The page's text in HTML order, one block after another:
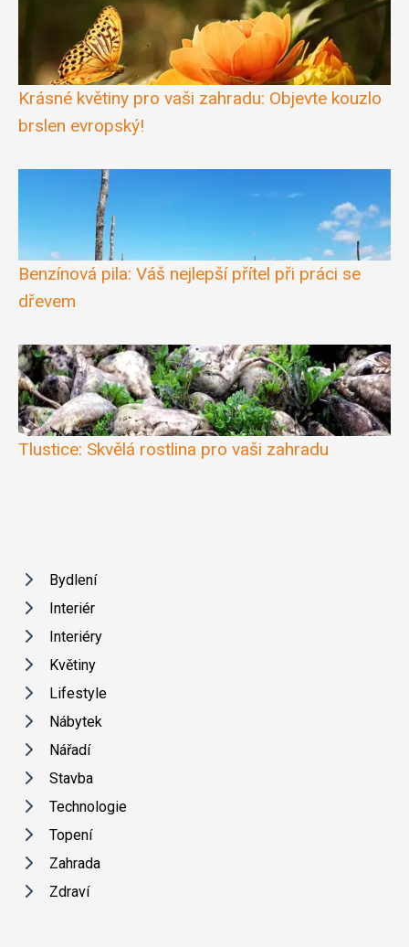
Krásné květiny pro vaši zahradu: Objevte kouzlo
brslen evropský!
Benzínová pila: Váš nejlepší přítel při práci se
dřevem
Tlustice: Skvělá rostlina pro vaši zahradu
Bydlení
Interiér
Interiéry
Květiny
Lifestyle
Nábytek
Nářadí
Stavba
Technologie
Topení
Zahrada
Zdraví